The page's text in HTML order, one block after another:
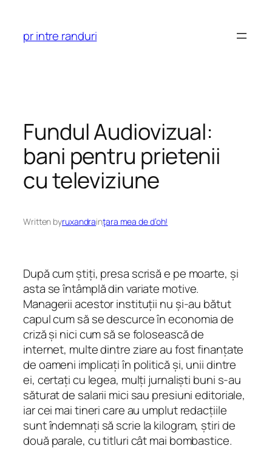
content
pr intre randuri
Fundul Audiovizual:
bani pentru prietenii
cu televiziune
Written byruxandrainţara mea de d’oh!
După cum știți, presa scrisă e pe moarte, și
asta se întâmplă din variate motive.
Managerii acestor instituții nu și-au bătut
capul cum să se descurce în economia de
criză și nici cum să se folosească de
internet, multe dintre ziare au fost finanțate
de oameni implicați în politică și, unii dintre
ei, certați cu legea, mulți jurnaliști buni s-au
săturat de salarii mici sau presiuni editoriale,
iar cei mai tineri care au umplut redacțiile
sunt îndemnați să scrie la kilogram, știri de
două parale, cu titluri cât mai bombastice.